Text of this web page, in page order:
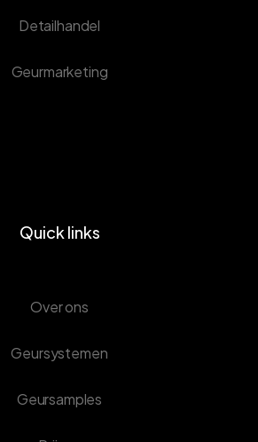
Detailhandel
Geurmarketing
Quick links
Over ons
Geursystemen
Geursamples